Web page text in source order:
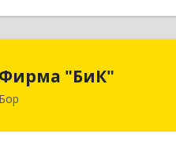
Фирма "БиК"
Бор